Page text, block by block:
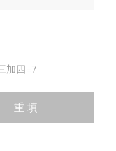
加四=7